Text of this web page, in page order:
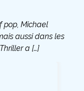
pop, Michael
aussi dans les
a […]